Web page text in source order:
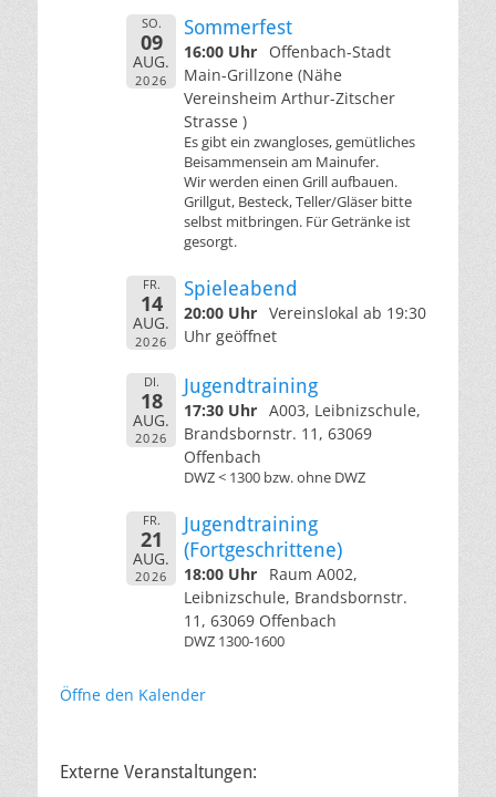
SO.
09
AUG.
2026
Sommerfest
16:00 Uhr
Offenbach-Stadt
Main-Grillzone (Nähe
Vereinsheim Arthur-Zitscher
Strasse )
Es gibt ein zwangloses, gemütliches
Beisammensein am Mainufer.
Wir werden einen Grill aufbauen.
Grillgut, Besteck, Teller/Gläser bitte
selbst mitbringen. Für Getränke ist
gesorgt.
FR.
14
AUG.
2026
Spieleabend
20:00 Uhr Vereinslokal ab 19:30
Uhr geöffnet
DI.
18
AUG.
2026
Jugendtraining
17:30 Uhr A003, Leibnizschule,
Brandsbornstr. 11, 63069
Offenbach
DWZ < 1300 bzw. ohne DWZ
FR.
21
AUG.
2026
Jugendtraining
(Fortgeschrittene)
18:00 Uhr
Raum A002,
Leibnizschule, Brandsbornstr.
11, 63069 Offenbach
DWZ 1300-1600
Öffne den Kalender
Externe Veranstaltungen: